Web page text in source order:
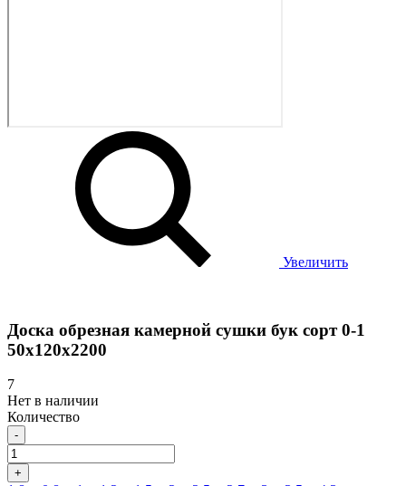
Увеличить
Доска обрезная камерной сушки бук сорт 0-1
50х120х2200
7
Нет в наличии
Количество
-
+